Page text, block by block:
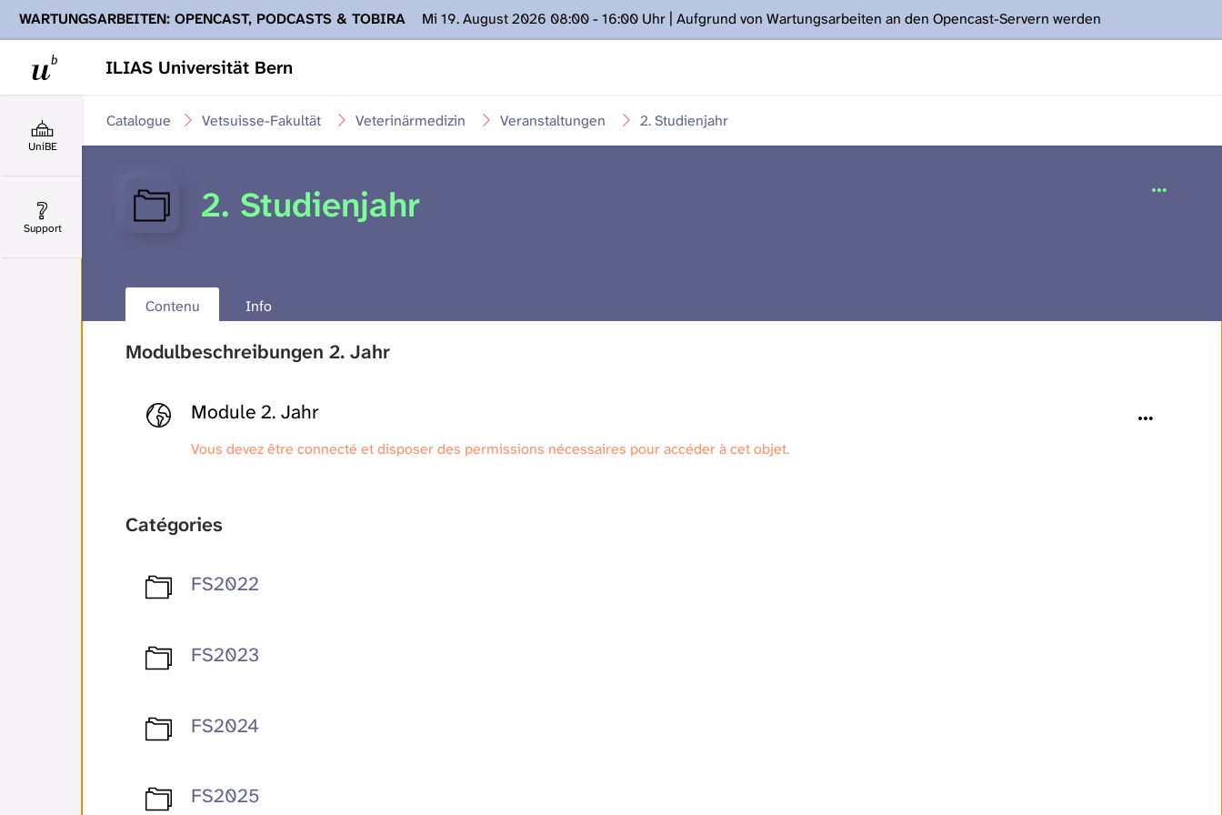
ILIAS Universität Bern
WARTUNGSARBEITEN: OPENCAST, PODCASTS & TOBIRA
Mi 19. August 2026 08:00 - 16:00 Uhr | Aufgrund von Wartungsarbeiten an den Opencast-Servern werden
Ihnen Podcasts, Opencast-Videos und Tobira nicht zur Verfügung stehen. Kontakt: www.podcast.unibe.ch
UniBE
Support
2. Studienjahr
Veranstaltungen
Veterinärmedizin
Vetsuisse-Fakultät
Catalogue
2. Studienjahr
Contenu Info
Modulbeschreibungen 2. Jahr
Module 2. Jahr
Vous devez être connecté et disposer des permissions nécessaires pour accéder à cet objet.
Catégories
FS2022
FS2023
FS2024
FS2025